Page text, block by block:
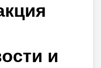
и